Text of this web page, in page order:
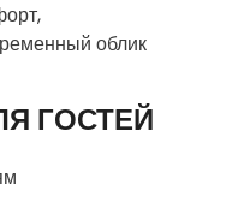
облик
ГОСТЕЙ